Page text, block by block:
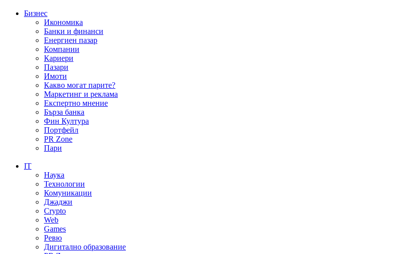
Бизнес
Икономика
Банки и финанси
Енергиен пазар
Компании
Кариери
Пазари
Имоти
Какво могат парите?
Маркетинг и реклама
Експертно мнение
Бърза банка
Фин Култура
Портфейл
PR Zone
Пари
IT
Наука
Технологии
Комуникации
Джаджи
Crypto
Web
Games
Ревю
Дигитално образование